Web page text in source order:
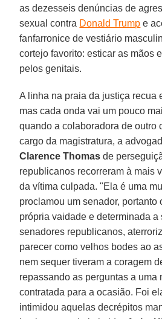
as dezesseis denúncias de
sexual contra Donald Trump e
fanfarronice de vestiário
cortejo favorito: esticar as mãos
pelos genitais.
A linha na praia da justiça recua
mas cada onda vai um pouco
quando a colaboradora de outro
cargo da magistratura, a
Clarence Thomas de
republicanos recorreram à mais
da vítima culpada. "Ela é uma
proclamou um senador, portanto
própria vaidade e determinada a
senadores republicanos,
parecer como velhos bodes ao
nem sequer tiveram a coragem
repassando as perguntas a uma
contratada para a ocasião. Foi
intimidou aquelas decrépitos